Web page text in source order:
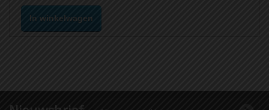
In winkelwagen